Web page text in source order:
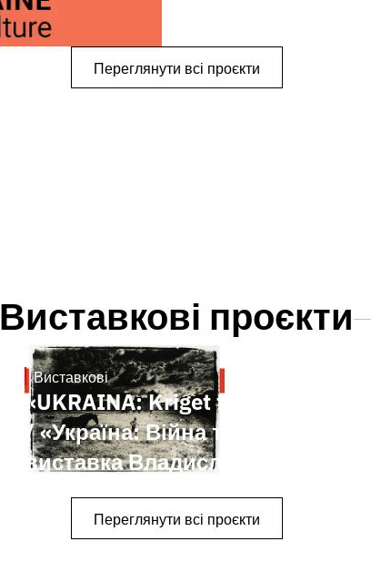
Переглянути всі проєкти
Виставкові проєкти
Виставкові
«UKRAINA: Kriget fortsätter»
/ «Україна: Війна триває»
виставка Владислава
Краснощока у Швеції
Переглянути всі проєкти